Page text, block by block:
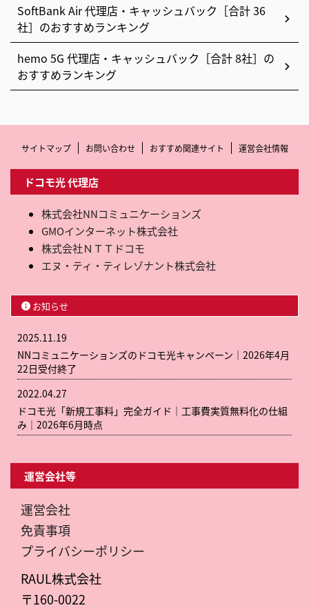
SoftBank Air 代理店・キャッシュバック［合計 36
社］のおすすめランキング
hemo 5G 代理店・キャッシュバック［合計 8社］の
おすすめランキング
サイトマップ お問い合わせ おすすめ関連サイト 運営会社情報
ドコモ光 代理店
株式会社NNコミュニケーションズ
GMOインターネット株式会社
株式会社ＮＴＴドコモ
エヌ・ティ・ティレゾナント株式会社
お知らせ
2025.11.19
NNコミュニケーションズのドコモ光キャンペーン｜2026年4月
22日受付終了
2022.04.27
ドコモ光「新規工事料」完全ガイド｜工事費実質無料化の仕組
み｜2026年6月時点
運営会社等
運営会社
免責事項
プライバシーポリシー
RAUL株式会社
〒160-0022